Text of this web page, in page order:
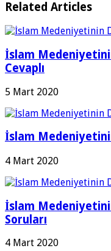
Related Articles
İslam
Cevaplı
5 Mart 2020
İslam
4 Mart 2020
İslam
Soruları
4 Mart 2020